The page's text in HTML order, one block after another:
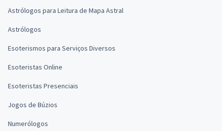
Astrólogos para Leitura de Mapa Astral
Astrólogos
Esoterismos para Serviços Diversos
Esoteristas Online
Esoteristas Presenciais
Jogos de Búzios
Numerólogos